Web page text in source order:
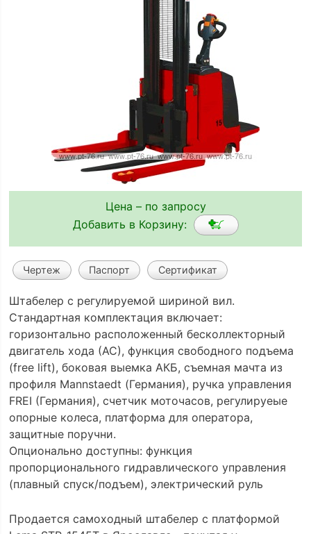
Цена – по запросу
Добавить в Корзину:
Чертеж Паспорт Сертификат
Штабелер с регулируемой шириной вил.
Стандартная комплектация включает:
горизонтально расположенный бесколлекторный
двигатель хода (АС), функция свободного подъема
(free lift), боковая выемка АКБ, съемная мачта из
профиля Mannstaedt (Германия), ручка управления
FREI (Германия), счетчик моточасов, регулируеые
опорные колеса, платформа для оператора,
защитные поручни.
Опционально доступны: функция
пропорционального гидравлического управления
(плавный спуск/подъем), электрический руль
Продается самоходный штабелер с платформой